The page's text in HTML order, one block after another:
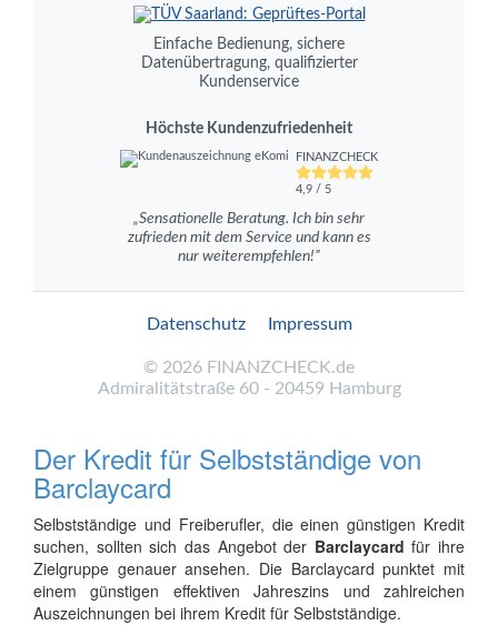
Einfache Bedienung, sichere
Datenübertragung, qualifizierter
Kundenservice
Höchste Kundenzufriedenheit
FINANZCHECK
4,9 / 5
„Sensationelle Beratung. Ich bin sehr
zufrieden mit dem Service und kann es
nur weiterempfehlen!”
© 2026 FINANZCHECK.de
Admiralitätstraße 60 - 20459 Hamburg
Datenschutz Impressum
Der Kredit für Selbstständige von
Barclaycard
Selbstständige und Freiberufler, die einen günstigen Kredit
suchen, sollten sich das Angebot der Barclaycard für ihre
Zielgruppe genauer ansehen. Die Barclaycard punktet mit
einem günstigen effektiven Jahreszins und zahlreichen
Auszeichnungen bei ihrem Kredit für Selbstständige.